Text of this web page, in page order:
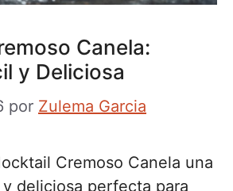
Canela:
y Deliciosa
por Zulema Garcia
Cremoso Canela una
deliciosa perfecta para